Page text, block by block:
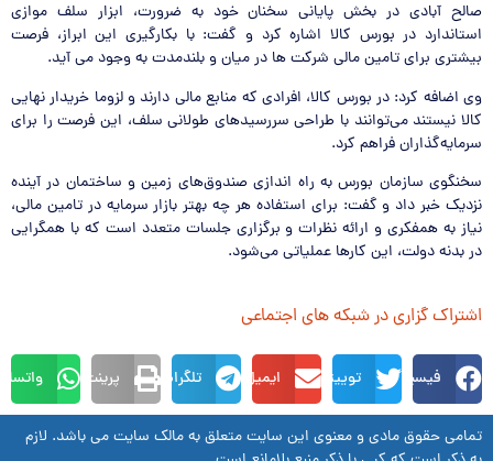
صالح آبادی در بخش پایانی سخنان خود به ضرورت، ابزار سلف موازی
استاندارد در بورس کالا اشاره کرد و گفت: با بکارگیری این ابراز، فرصت
بیشتری برای تامین مالی شرکت ها در میان و بلندمدت به وجود می آید.
وی اضافه کرد: در بورس کالا، افرادی که منابع مالی دارند و لزوما خریدار نهایی
کالا نیستند می‌توانند با طراحی سررسیدهای طولانی سلف، این فرصت را برای
سرمایه‌گذاران فراهم کرد.
سخنگوی سازمان بورس به راه اندازی صندوق‌های زمین و ساختمان در آینده
نزدیک خبر داد و گفت: برای استفاده هر چه بهتر بازار سرمایه در تامین مالی،
نیاز به همفکری و ارائه نظرات و برگزاری جلسات متعدد است که با همگرایی
در بدنه دولت، این کارها عملیاتی می‌شود.
اشتراک گزاری در شبکه های اجتماعی
فیسبوک توییتر ایمیل تلگرام پرینت
تمامی حقوق مادی و معنوی این سایت متعلق به مالک سایت می باشد. لازم